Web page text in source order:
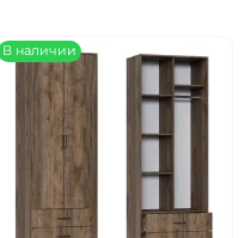
В наличии